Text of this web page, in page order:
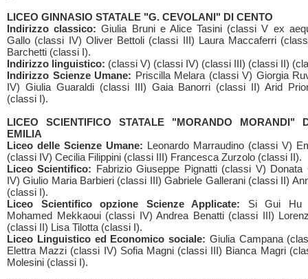
LICEO GINNASIO STATALE "G. CEVOLANI" DI CENTO
Indirizzo classico: Giulia Bruni e Alice Tasini (classi V ex
Gallo (classi IV) Oliver Bettoli (classi III) Laura Maccaferri
Barchetti (classi I).
Indirizzo linguistico: (classi V) (classi IV) (classi III) (classi II)
Indirizzo Scienze Umane: Priscilla Melara (classi V) Giorgia
IV) Giulia Guaraldi (classi III) Gaia Banorri (classi II) Arid
(classi I).
LICEO SCIENTIFICO STATALE "MORANDO MORANDI"
EMILIA
Liceo delle Scienze Umane: Leonardo Marraudino (classi V)
(classi IV) Cecilia Filippini (classi III) Francesca Zurzolo (classi II).
Liceo Scientifico: Fabrizio Giuseppe Pignatti (classi V) Donata
IV) Giulio Maria Barbieri (classi III) Gabriele Gallerani (classi II)
(classi I).
Liceo Scientifico opzione Scienze Applicate: Si Gui Hu
Mohamed Mekkaoui (classi IV) Andrea Benatti (classi III)
(classi II) Lisa Tilotta (classi I).
Liceo Linguistico ed Economico sociale: Giulia Campana
Elettra Mazzi (classi IV) Sofia Magni (classi III) Bianca Magri
Molesini (classi I).